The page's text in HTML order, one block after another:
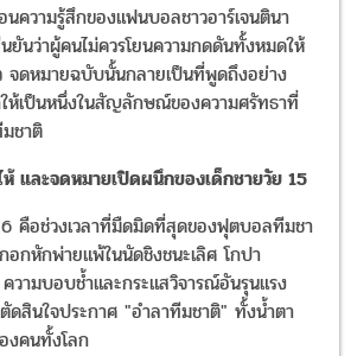
ความรู้สึกของแฟนบอลชาวอาร์เจนตินา
นว่าผู้คนไม่ควรโยนความกดดันทั้งหมดให้
จดหมายฉบับนั้นกลายเป็นที่พูดถึงอย่าง
ห้เป็นหนึ่งในสัญลักษณ์ของความศรัทธาที่
ชาติ
ห้ และจดหมายเปิดผนึกของเด็กชายวัย 15
คือช่วงเวลาที่มืดมิดที่สุดของฟุตบอลทีมชา
อกหักพ่ายแพ้ในนัดชิงชนะเลิศ โกปา
ความบอบช้ำและกระแสวิจารณ์อันรุนแรง
ดสินใจประกาศ "อำลาทีมชาติ" ทั้งน้ำตา
งคนทั้งโลก